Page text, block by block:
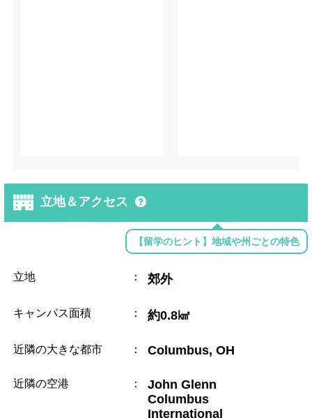
立地＆アクセス
【留学のヒント】地域や州ごとの特色
立地 ： 郊外
キャンパス面積 ： 約0.8㎢
近隣の大きな都市 ： Columbus, OH
近隣の空港 ：
John Glenn
Columbus
International